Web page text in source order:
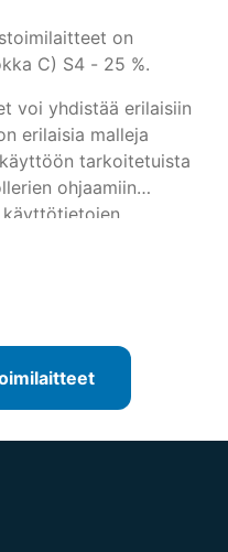
on
C) S4 - 25 %.
voi yhdistää erilaisiin
erilaisia malleja
tarkoitetuista
ohjaamiin